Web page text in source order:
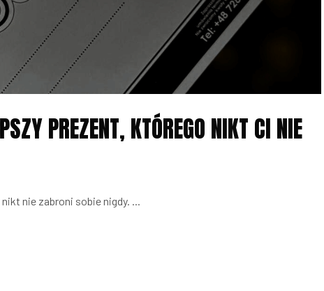
PREZENT, KTÓREGO NIKT CI NIE
nie zabroni sobie nigdy.